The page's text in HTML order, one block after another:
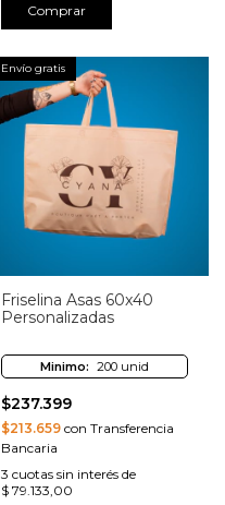
Comprar
Envío gratis
Friselina Asas 60x40
Personalizadas
Minimo: 200 unid
$237.399
$213.659con Transferencia
Bancaria
3 cuotas sin interés de
$ 79.133,00